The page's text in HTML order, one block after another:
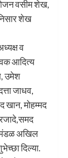
वसीम शेख,
शेख
व
आदित्य
उमेश
जाधव,
मोहम्मद
मंडळ अखिल
दिल्या.